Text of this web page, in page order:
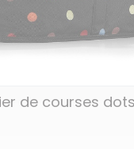
de courses